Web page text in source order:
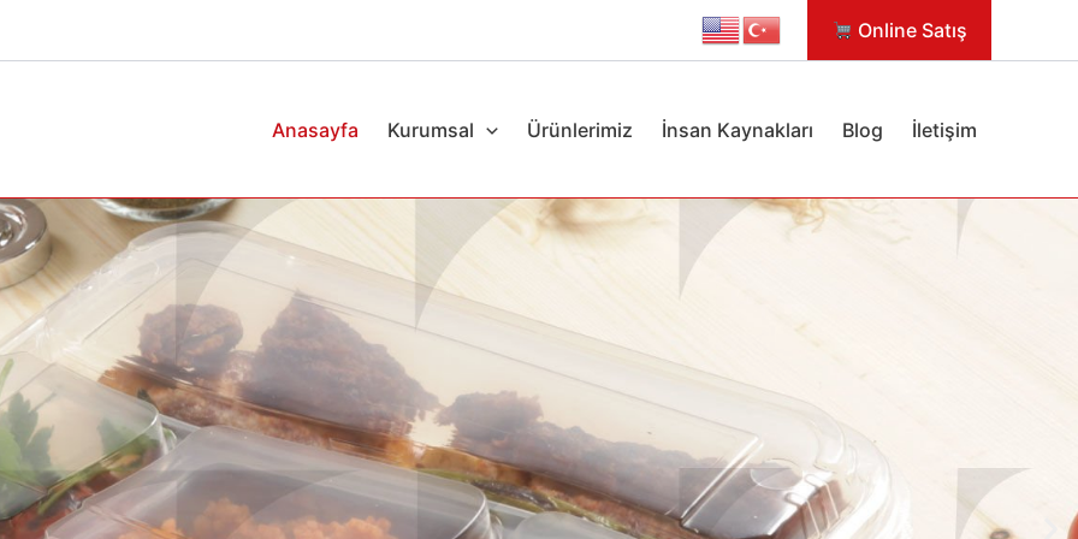
Online Satış
Anasayfa Kurumsal Ürünlerimiz İnsan Kaynakları Blog İletişim